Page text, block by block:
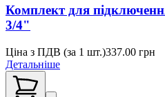
Комплект для
3/4"
Ціна з ПДВ (за 1 шт.)337.00 грн
Детальніше